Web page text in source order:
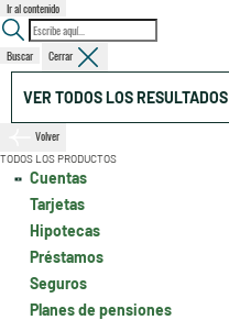
Ir al contenido
Buscar Cerrar
VER TODOS LOS RESULTADOS
Volver
TODOS LOS PRODUCTOS
Cuentas
Tarjetas
Hipotecas
Préstamos
Seguros
Planes de pensiones